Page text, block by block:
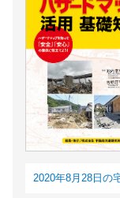
2020年8月28日の